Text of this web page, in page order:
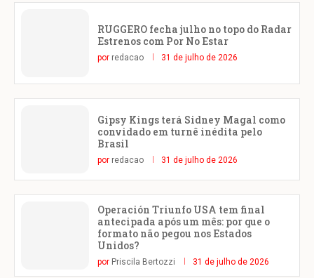
RUGGERO fecha julho no topo do Radar
Estrenos com Por No Estar
por redacao 31 de julho de 2026
Gipsy Kings terá Sidney Magal como
convidado em turnê inédita pelo
Brasil
por redacao 31 de julho de 2026
Operación Triunfo USA tem final
antecipada após um mês: por que o
formato não pegou nos Estados
Unidos?
por Priscila Bertozzi 31 de julho de 2026